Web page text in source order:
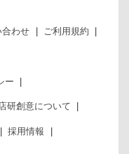
合わせ ご利用規約
ー
研創意について
採用情報